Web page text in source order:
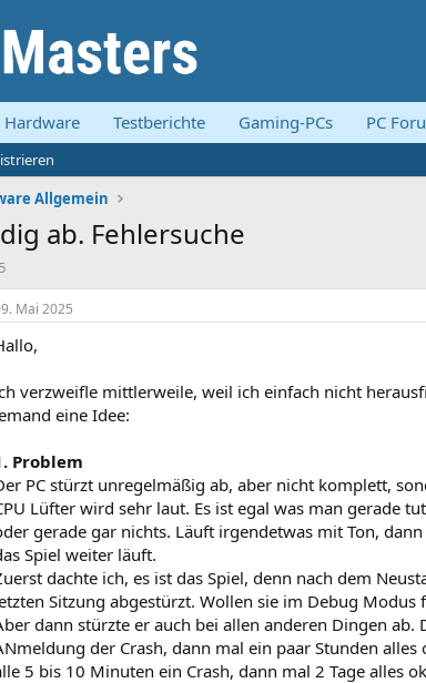
Hardware Testberichte Gaming-PCs PC
Allgemein
ab. Fehlersuche
Mai 2025
verzweifle mittlerweile, weil ich einfach nicht
eine Idee:
Problem
PC stürzt unregelmäßig ab, aber nicht komplett,
Lüfter wird sehr laut. Es ist egal was man gerade
gerade gar nichts. Läuft irgendetwas mit Ton,
Spiel weiter läuft.
dachte ich, es ist das Spiel, denn nach dem
Sitzung abgestürzt. Wollen sie im Debug Modus
dann stürzte er auch bei allen anderen Dingen
der Crash, dann mal ein paar Stunden
5 bis 10 Minuten ein Crash, dann mal 2 Tage alles